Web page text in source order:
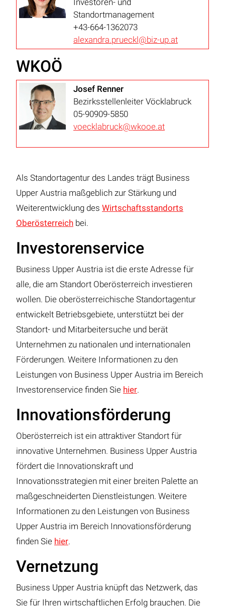
Investoren- und
Standortmanagement
+43-664-1362073
alexandra.prueckl@biz-up.at
WKOÖ
Josef Renner
Bezirksstellenleiter Vöcklabruck
05-90909-5850
voecklabruck@wkooe.at
Als Standortagentur des Landes trägt Business
Upper Austria maßgeblich zur Stärkung und
Weiterentwicklung des Wirtschaftsstandorts
Oberösterreich bei.
Investorenservice
Business Upper Austria ist die erste Adresse für
alle, die am Standort Oberösterreich investieren
wollen. Die oberösterreichische Standortagentur
entwickelt Betriebsgebiete, unterstützt bei der
Standort- und Mitarbeitersuche und berät
Unternehmen zu nationalen und internationalen
Förderungen. Weitere Informationen zu den
Leistungen von Business Upper Austria im Bereich
Investorenservice finden Sie hier.
Innovationsförderung
Oberösterreich ist ein attraktiver Standort für
innovative Unternehmen. Business Upper Austria
fördert die Innovationskraft und
Innovationsstrategien mit einer breiten Palette an
maßgeschneiderten Dienstleistungen. Weitere
Informationen zu den Leistungen von Business
Upper Austria im Bereich Innovationsförderung
finden Sie hier.
Vernetzung
Business Upper Austria knüpft das Netzwerk, das
Sie für Ihren wirtschaftlichen Erfolg brauchen. Die